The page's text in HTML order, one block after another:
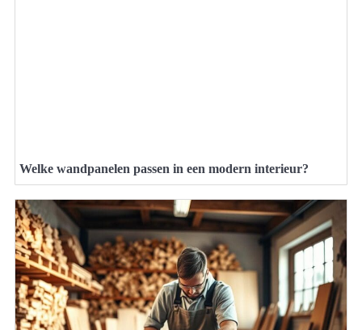
Welke wandpanelen passen in een modern interieur?